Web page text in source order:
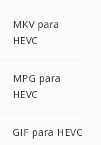
MKV para
HEVC
MPG para
HEVC
GIF para HEVC